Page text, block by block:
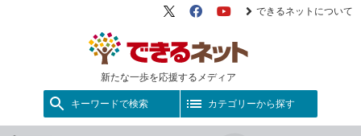
新たな一歩を応援するメディア
X（旧
FacebookYouTube
できるネットについて
キーワードで検索 カテゴリーから探す